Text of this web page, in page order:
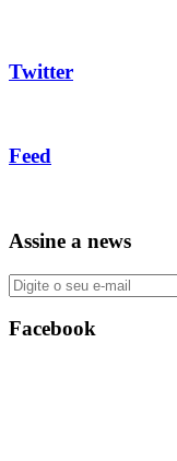
Twitter
Feed
Assine a news
Facebook